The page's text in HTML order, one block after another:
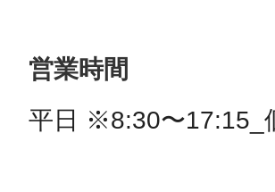
営業時間
平日 ※8:30〜17:15_